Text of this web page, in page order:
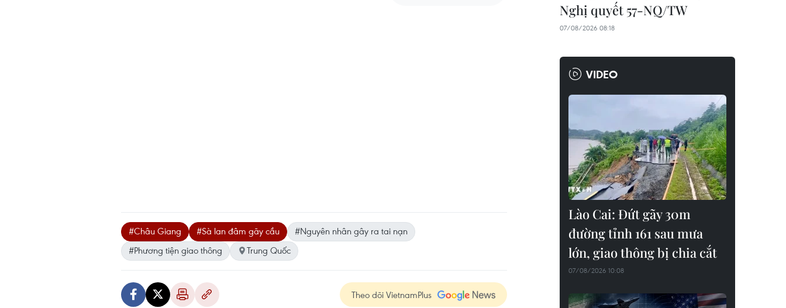
#Châu Giang #Sà lan đâm gãy cầu
#Nguyên nhân gây ra tai nạn
#Phương tiện giao thông
Trung Quốc
Theo dõi VietnamPlus
Nghị quyết 57-NQ/TW
07/08/2026 08:18
VIDEO
Lào Cai: Đứt gãy 30m
đường tỉnh 161 sau mưa
lớn, giao thông bị chia cắt
07/08/2026 10:08